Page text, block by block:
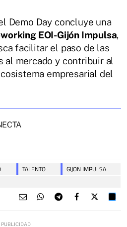
Demo Day concluye una
EOI-Gijón Impulsa,
facilitar el paso de las
al mercado y contribuir al
empresarial del
TALENTO
GIJON IMPULSA